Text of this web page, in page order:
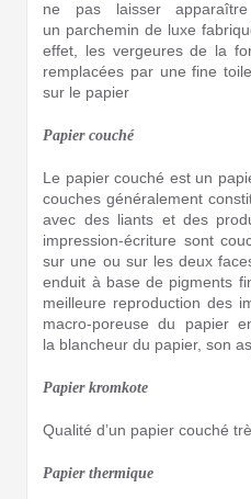
ne pas laisser
un parchemin de luxe
effet, les vergeures de la
remplacées par une fine
sur le papier
Papier couché
Le papier couché est un
couches généralement
avec des liants et des
impression-écriture sont
sur une ou sur les deux
enduit à base de pigments
meilleure reproduction des
macro-poreuse du papier
la blancheur du papier, son
Papier kromkote
Qualité d’un papier couché
Papier thermique